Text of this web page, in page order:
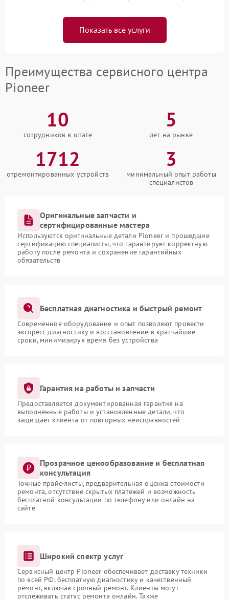
Показать все услуги
Преимущества сервисного центра
Pioneer
10
сотрудников в штате
5
лет на рынке
1712
отремонтированных устройств
3
минимальный опыт работы
специалистов
Оригинальные запчасти и
сертифицированные мастера
Используются оригинальные детали Pioneer и прошедшие
сертификацию специалисты, что гарантирует корректную
работу после ремонта и сохранение гарантийных
обязательств
Бесплатная диагностика и быстрый ремонт
Современное оборудование и опыт позволяют провести
экспресс-диагностику и восстановление в кратчайшие
сроки, минимизируя время без устройства
Гарантия на работы и запчасти
Предоставляется документированная гарантия на
выполненные работы и установленные детали, что
защищает клиента от повторных неисправностей
Прозрачное ценообразование и бесплатная
консультация
Точные прайс-листы, предварительная оценка стоимости
ремонта, отсутствие скрытых платежей и возможность
бесплатной консультации по телефону или онлайн на
сайте
Широкий спектр услуг
Сервисный центр Pioneer обеспечивает доставку техники
по всей РФ, бесплатную диагностику и качественный
ремонт, включая срочный ремонт. Клиенты могут
отслеживать статус ремонта онлайн. Также